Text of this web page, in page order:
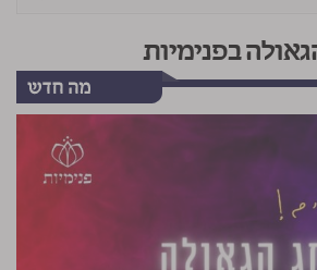
בפנימיות